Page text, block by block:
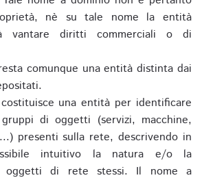
nè su tale nome la entità
vantare diritti commerciali o di
comunque una entità distinta dai
una entità per identificare
di oggetti (servizi, macchine,
presenti sulla rete, descrivendo in
intuitivo la natura e/o la
oggetti di rete stessi. Il nome a